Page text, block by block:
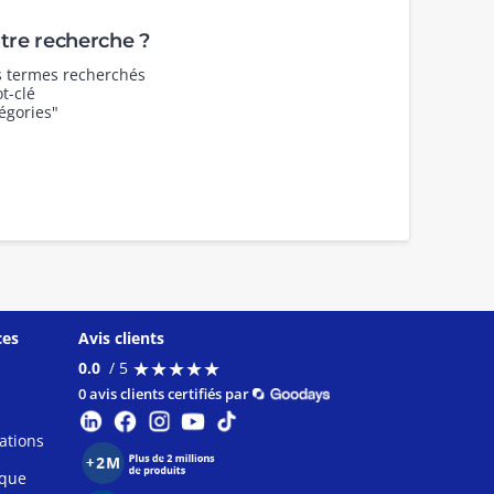
recherche ?
recherchés
clé
Avis clients
0.0 / 5 ★★★★★
★★★★★
0 avis clients certifiés par